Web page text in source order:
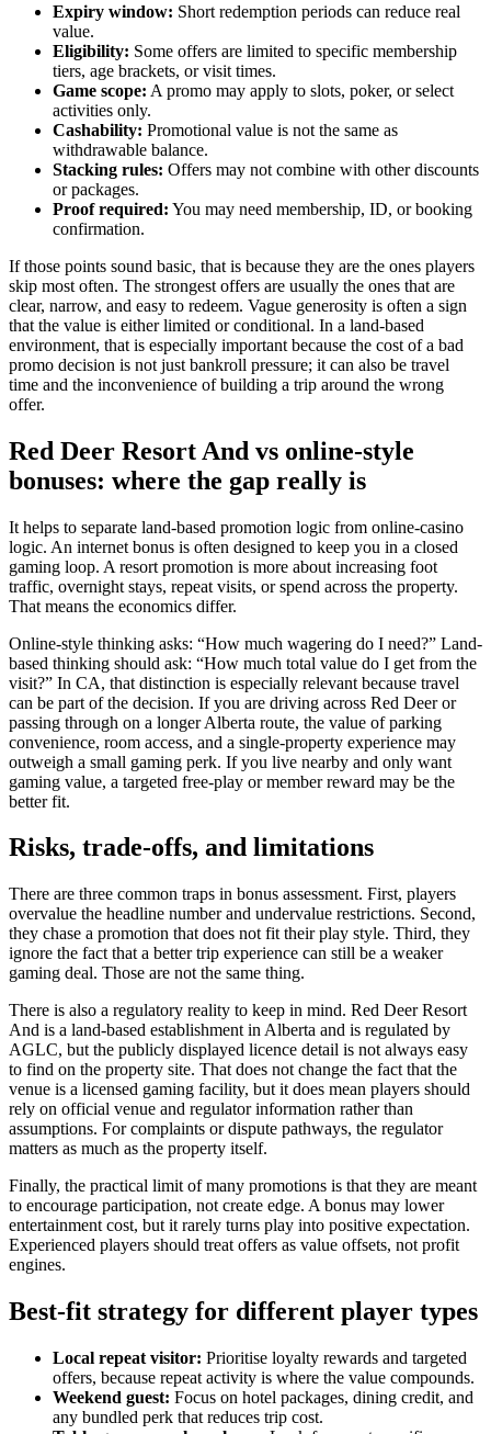
Expiry window: Short redemption periods can reduce real
value.
Eligibility: Some offers are limited to specific membership
tiers, age brackets, or visit times.
Game scope: A promo may apply to slots, poker, or select
activities only.
Cashability: Promotional value is not the same as
withdrawable balance.
Stacking rules: Offers may not combine with other discounts
or packages.
Proof required: You may need membership, ID, or booking
confirmation.
If those points sound basic, that is because they are the ones players
skip most often. The strongest offers are usually the ones that are
clear, narrow, and easy to redeem. Vague generosity is often a sign
that the value is either limited or conditional. In a land-based
environment, that is especially important because the cost of a bad
promo decision is not just bankroll pressure; it can also be travel
time and the inconvenience of building a trip around the wrong
offer.
Red Deer Resort And vs online-style
bonuses: where the gap really is
It helps to separate land-based promotion logic from online-casino
logic. An internet bonus is often designed to keep you in a closed
gaming loop. A resort promotion is more about increasing foot
traffic, overnight stays, repeat visits, or spend across the property.
That means the economics differ.
Online-style thinking asks: “How much wagering do I need?” Land-
based thinking should ask: “How much total value do I get from the
visit?” In CA, that distinction is especially relevant because travel
can be part of the decision. If you are driving across Red Deer or
passing through on a longer Alberta route, the value of parking
convenience, room access, and a single-property experience may
outweigh a small gaming perk. If you live nearby and only want
gaming value, a targeted free-play or member reward may be the
better fit.
Risks, trade-offs, and limitations
There are three common traps in bonus assessment. First, players
overvalue the headline number and undervalue restrictions. Second,
they chase a promotion that does not fit their play style. Third, they
ignore the fact that a better trip experience can still be a weaker
gaming deal. Those are not the same thing.
There is also a regulatory reality to keep in mind. Red Deer Resort
And is a land-based establishment in Alberta and is regulated by
AGLC, but the publicly displayed licence detail is not always easy
to find on the property site. That does not change the fact that the
venue is a licensed gaming facility, but it does mean players should
rely on official venue and regulator information rather than
assumptions. For complaints or dispute pathways, the regulator
matters as much as the property itself.
Finally, the practical limit of many promotions is that they are meant
to encourage participation, not create edge. A bonus may lower
entertainment cost, but it rarely turns play into positive expectation.
Experienced players should treat offers as value offsets, not profit
engines.
Best-fit strategy for different player types
Local repeat visitor: Prioritise loyalty rewards and targeted
offers, because repeat activity is where the value compounds.
Weekend guest: Focus on hotel packages, dining credit, and
any bundled perk that reduces trip cost.